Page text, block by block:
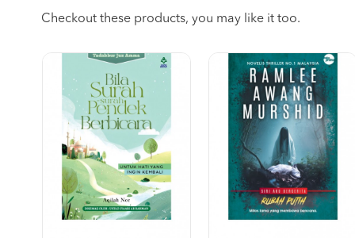
Checkout these products, you may like it too.